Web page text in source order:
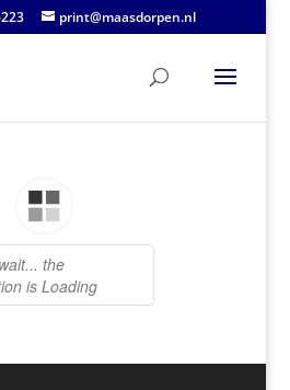
print@maasdorpen.nl